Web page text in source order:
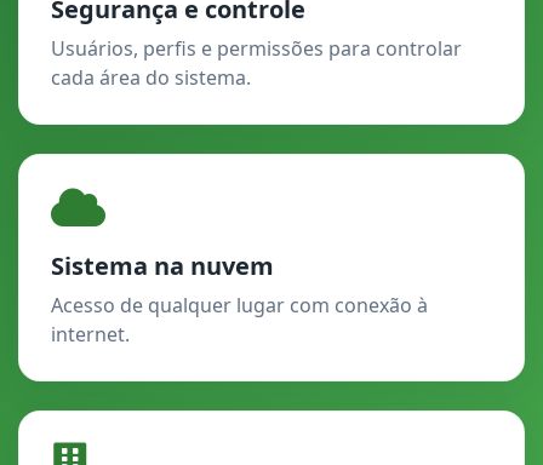
Segurança e controle
Usuários, perfis e permissões para controlar
cada área do sistema.
Sistema na nuvem
Acesso de qualquer lugar com conexão à
internet.